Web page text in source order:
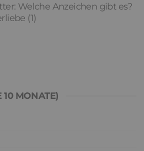
Welche Anzeichen gibt es?
(1)
10 MONATE)